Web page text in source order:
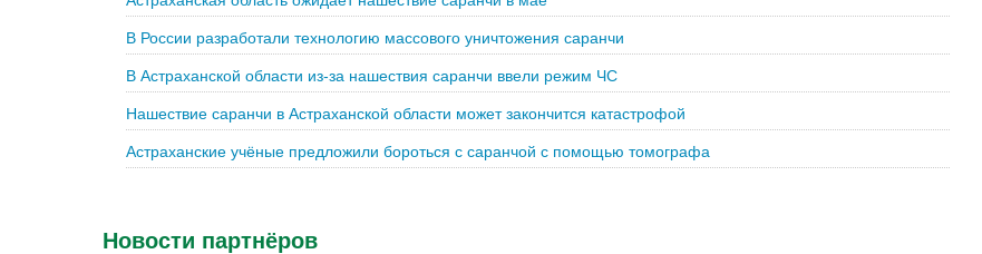
В России разработали технологию массового уничтожения саранчи
В Астраханской области из-за нашествия саранчи ввели режим ЧС
Нашествие саранчи в Астраханской области может закончится катастрофой
Астраханские учёные предложили бороться с саранчой с помощью томографа
Новости партнёров